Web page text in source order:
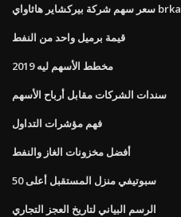
سعر سهم شركة بيركشاير هاثاواي brka
قيمة برميل واحد من النفط
مخطط الأسهم ليه 2019
سندات الشركات مقابل أرباح الأسهم
فهم مؤشرات التداول
أفضل مخزونات الغاز والنفط
سبوتيفي منزل المستقبل أعلى 50
الرسم البياني لتاريخ العجز التجاري